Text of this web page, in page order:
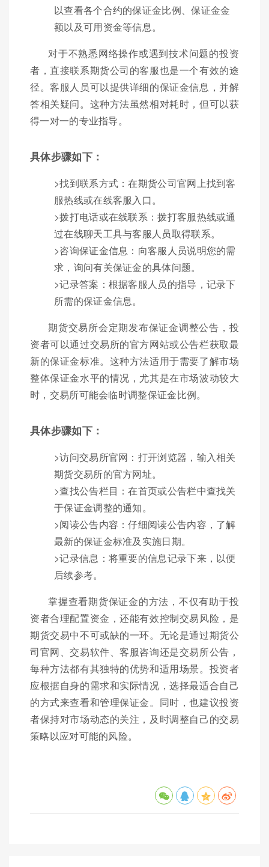
以查看各个合约的保证金比例、保证金金
额以及可用资金等信息。
对于不熟悉网络操作或遇到技术问题的投资
者，直接联系期货公司的客服也是一个有效的途
径。客服人员可以提供详细的保证金信息，并解
答相关疑问。这种方法虽然相对耗时，但可以获
得一对一的专业指导。
具体步骤如下：
>找到联系方式：在期货公司官网上找到客
服热线或在线客服入口。
>拨打电话或在线联系：拨打客服热线或通
过在线聊天工具与客服人员取得联系。
>咨询保证金信息：向客服人员说明您的需
求，询问有关保证金的具体问题。
>记录答案：根据客服人员的指导，记录下
所需的保证金信息。
期货交易所会定期发布保证金调整公告，投
资者可以通过交易所的官方网站或公告栏获取最
新的保证金标准。这种方法适用于需要了解市场
整体保证金水平的情况，尤其是在市场波动较大
时，交易所可能会临时调整保证金比例。
具体步骤如下：
>访问交易所官网：打开浏览器，输入相关
期货交易所的官方网址。
>查找公告栏目：在首页或公告栏中查找关
于保证金调整的通知。
>阅读公告内容：仔细阅读公告内容，了解
最新的保证金标准及实施日期。
>记录信息：将重要的信息记录下来，以便
后续参考。
掌握查看期货保证金的方法，不仅有助于投
资者合理配置资金，还能有效控制交易风险，是
期货交易中不可或缺的一环。无论是通过期货公
司官网、交易软件、客服咨询还是交易所公告，
每种方法都有其独特的优势和适用场景。投资者
应根据自身的需求和实际情况，选择最适合自己
的方式来查看和管理保证金。同时，也建议投资
者保持对市场动态的关注，及时调整自己的交易
策略以应对可能的风险。